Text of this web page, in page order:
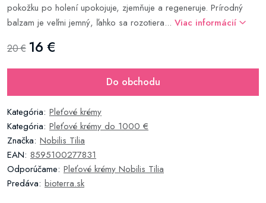
pokožku po holení upokojuje, zjemňuje a regeneruje. Prírodný
balzam je veľmi jemný, ľahko sa rozotiera... Viac informácií
20 € 16 €
Do obchodu
Kategória: Pleťové krémy
Kategória: Pleťové krémy do 1000 €
Značka: Nobilis Tilia
EAN: 8595100277831
Odporúčame: Pleťové krémy Nobilis Tilia
Predáva: bioterra.sk